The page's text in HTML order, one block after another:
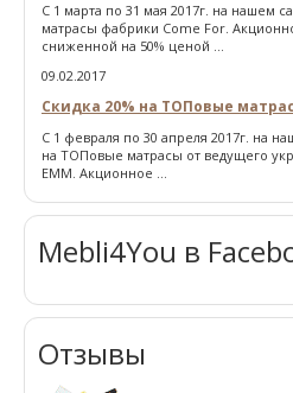
С 1 марта по 31 мая 2017г. на нашем
матрасы фабрики Come For.
сниженной на 50% ценой ...
09.02.2017
Скидка 20% на ТОПовые
С 1 февраля по 30 апреля 2017г. на
на ТОПовые матрасы от ведущего
ЕММ. Акционное ...
Mebli4You в
Отзывы